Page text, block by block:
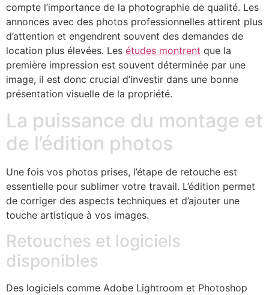
compte l’importance de la photographie de qualité. Les
annonces avec des photos professionnelles attirent plus
d’attention et engendrent souvent des demandes de
location plus élevées. Les études montrent que la
première impression est souvent déterminée par une
image, il est donc crucial d’investir dans une bonne
présentation visuelle de la propriété.
La puissance du montage et
de l’édition photos
Une fois vos photos prises, l’étape de retouche est
essentielle pour sublimer votre travail. L’édition permet
de corriger des aspects techniques et d’ajouter une
touche artistique à vos images.
Retouches et logiciels
disponibles
Des logiciels comme Adobe Lightroom et Photoshop